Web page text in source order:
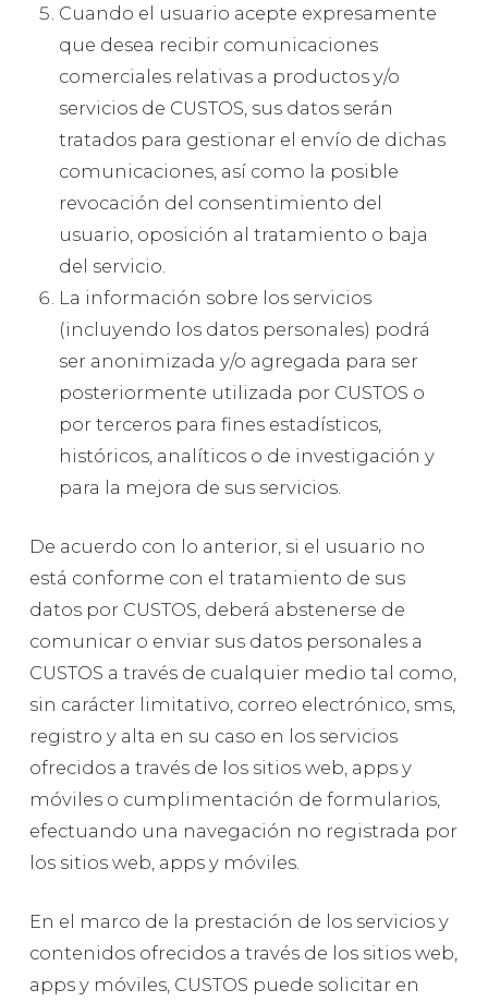
Cuando el usuario acepte expresamente
que desea recibir comunicaciones
comerciales relativas a productos y/o
servicios de CUSTOS, sus datos serán
tratados para gestionar el envío de dichas
comunicaciones, así como la posible
revocación del consentimiento del
usuario, oposición al tratamiento o baja
del servicio.
La información sobre los servicios
(incluyendo los datos personales) podrá
ser anonimizada y/o agregada para ser
posteriormente utilizada por CUSTOS o
por terceros para fines estadísticos,
históricos, analíticos o de investigación y
para la mejora de sus servicios.
De acuerdo con lo anterior, si el usuario no
está conforme con el tratamiento de sus
datos por CUSTOS, deberá abstenerse de
comunicar o enviar sus datos personales a
CUSTOS a través de cualquier medio tal como,
sin carácter limitativo, correo electrónico, sms,
registro y alta en su caso en los servicios
ofrecidos a través de los sitios web, apps y
móviles o cumplimentación de formularios,
efectuando una navegación no registrada por
los sitios web, apps y móviles.
En el marco de la prestación de los servicios y
contenidos ofrecidos a través de los sitios web,
apps y móviles, CUSTOS puede solicitar en